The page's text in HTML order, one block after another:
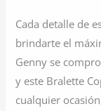
Cada detalle de
brindarte el
Genny se
y este Bralette
cualquier